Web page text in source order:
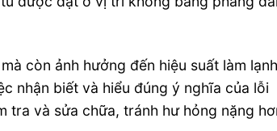
còn ảnh hưởng đến hiệu suất làm
nhận biết và hiểu đúng ý nghĩa của lỗi
tra và sửa chữa, tránh hư hỏng nặng